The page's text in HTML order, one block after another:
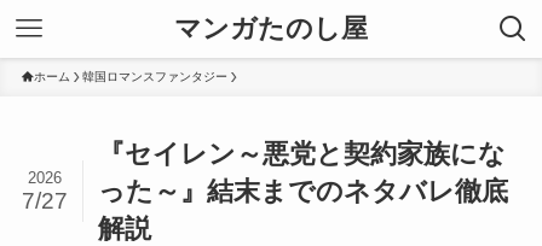
マンガたのし屋
ホーム 韓国ロマンスファンタジー
『セイレン～悪党と契約家族にな
った～』結末までのネタバレ徹底
解説
2026
7/27